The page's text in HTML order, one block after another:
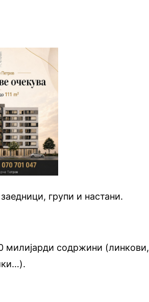
групи и настани.
милијарди содржини (линкови,